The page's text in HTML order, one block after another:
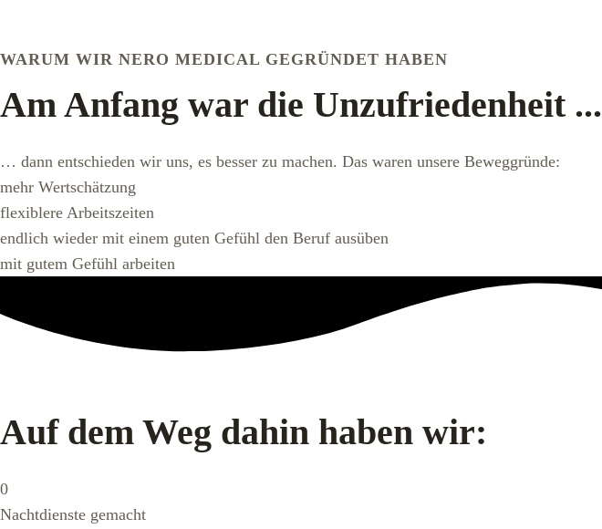
WARUM WIR NERO MEDICAL GEGRÜNDET HABEN
Am Anfang war die Unzufriedenheit ...
… dann entschieden wir uns, es besser zu machen. Das waren unsere Beweggründe:
mehr Wertschätzung
flexiblere Arbeitszeiten
endlich wieder mit einem guten Gefühl den Beruf ausüben
mit gutem Gefühl arbeiten
Auf dem Weg dahin haben wir:
0
Nachtdienste gemacht